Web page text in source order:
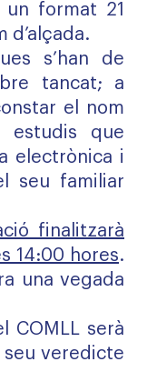
format 21
d’alçada.
s’han de
tancat; a
el nom
estudis que
electrònica i
seu familiar
finalitzarà
14:00 hores.
una vegada
COMLL serà
veredicte